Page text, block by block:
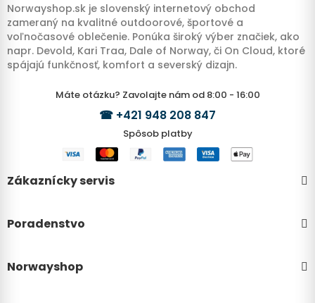
Norwayshop.sk je slovenský internetový obchod
zameraný na kvalitné outdoorové, športové a
voľnočasové oblečenie. Ponúka široký výber značiek, ako
napr. Devold, Kari Traa, Dale of Norway, či On Cloud, ktoré
spájajú funkčnosť, komfort a severský dizajn.
Máte otázku? Zavolajte nám od 8:00 - 16:00
☎ +421 948 208 847
Spôsob platby
Zákaznícky servis
Poradenstvo
Norwayshop